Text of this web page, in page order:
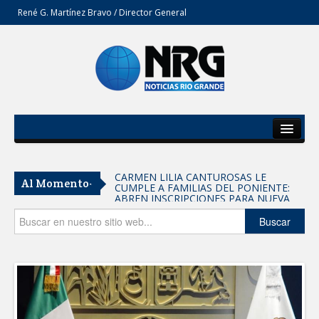
René G. Martínez Bravo / Director General
Del Estado
Secciones
Opinión
Al Momento- CARMEN LILIA CANTUROSAS LE
CUMPLE A FAMILIAS DEL PONIENTE:
ABREN INSCRIPCIONES PARA NUEVA
PRIMARIA EN EL PROGRESO
Entrega SEBIEN paquetes alimentarios
en Tampico
FORTALECE IMJUVE SALUD MENTAL DE
JÓVENES CON TERAPIAS PSICOLÓGICAS
GRATUITAS
Llama Carlos Peña Ortiz a realizar
investigación en tema de la refinería
Buscar